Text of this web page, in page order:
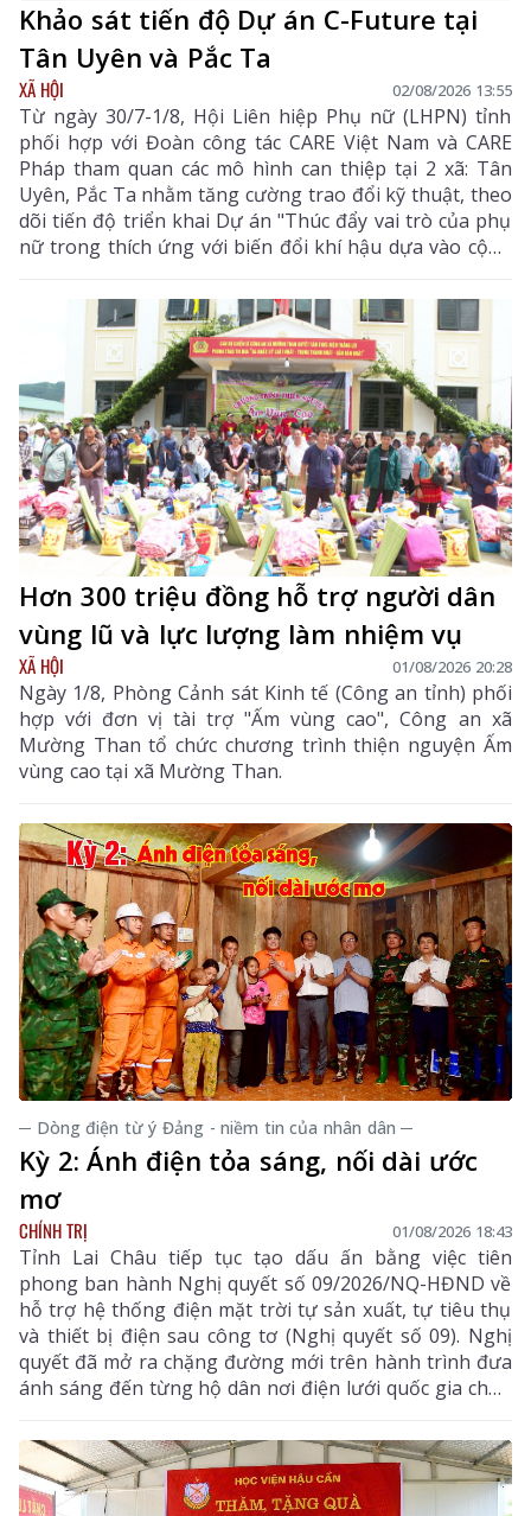
Khảo sát tiến độ Dự án C-Future tại
Tân Uyên và Pắc Ta
XÃ HỘI 02/08/2026 13:55
Từ ngày 30/7-1/8, Hội Liên hiệp Phụ nữ (LHPN) tỉnh
phối hợp với Đoàn công tác CARE Việt Nam và CARE
Pháp tham quan các mô hình can thiệp tại 2 xã: Tân
Uyên, Pắc Ta nhằm tăng cường trao đổi kỹ thuật, theo
dõi tiến độ triển khai Dự án "Thúc đẩy vai trò của phụ
nữ trong thích ứng với biến đổi khí hậu dựa vào cộng
đồng (C-Future)" được UBND tỉnh phê duyệt theo
Quyết định số 400/QĐ-UBND ngày 27/2/2025.
Hơn 300 triệu đồng hỗ trợ người dân
vùng lũ và lực lượng làm nhiệm vụ
XÃ HỘI 01/08/2026 20:28
Ngày 1/8, Phòng Cảnh sát Kinh tế (Công an tỉnh) phối
hợp với đơn vị tài trợ "Ấm vùng cao", Công an xã
Mường Than tổ chức chương trình thiện nguyện Ấm
vùng cao tại xã Mường Than.
─ Dòng điện từ ý Đảng - niềm tin của nhân dân ─
Kỳ 2: Ánh điện tỏa sáng, nối dài ước
mơ
CHÍNH TRỊ 01/08/2026 18:43
Tỉnh Lai Châu tiếp tục tạo dấu ấn bằng việc tiên
phong ban hành Nghị quyết số 09/2026/NQ-HĐND về
hỗ trợ hệ thống điện mặt trời tự sản xuất, tự tiêu thụ
và thiết bị điện sau công tơ (Nghị quyết số 09). Nghị
quyết đã mở ra chặng đường mới trên hành trình đưa
ánh sáng đến từng hộ dân nơi điện lưới quốc gia chưa
thể vươn tới.